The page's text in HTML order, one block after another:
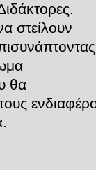
στείλουν
θα